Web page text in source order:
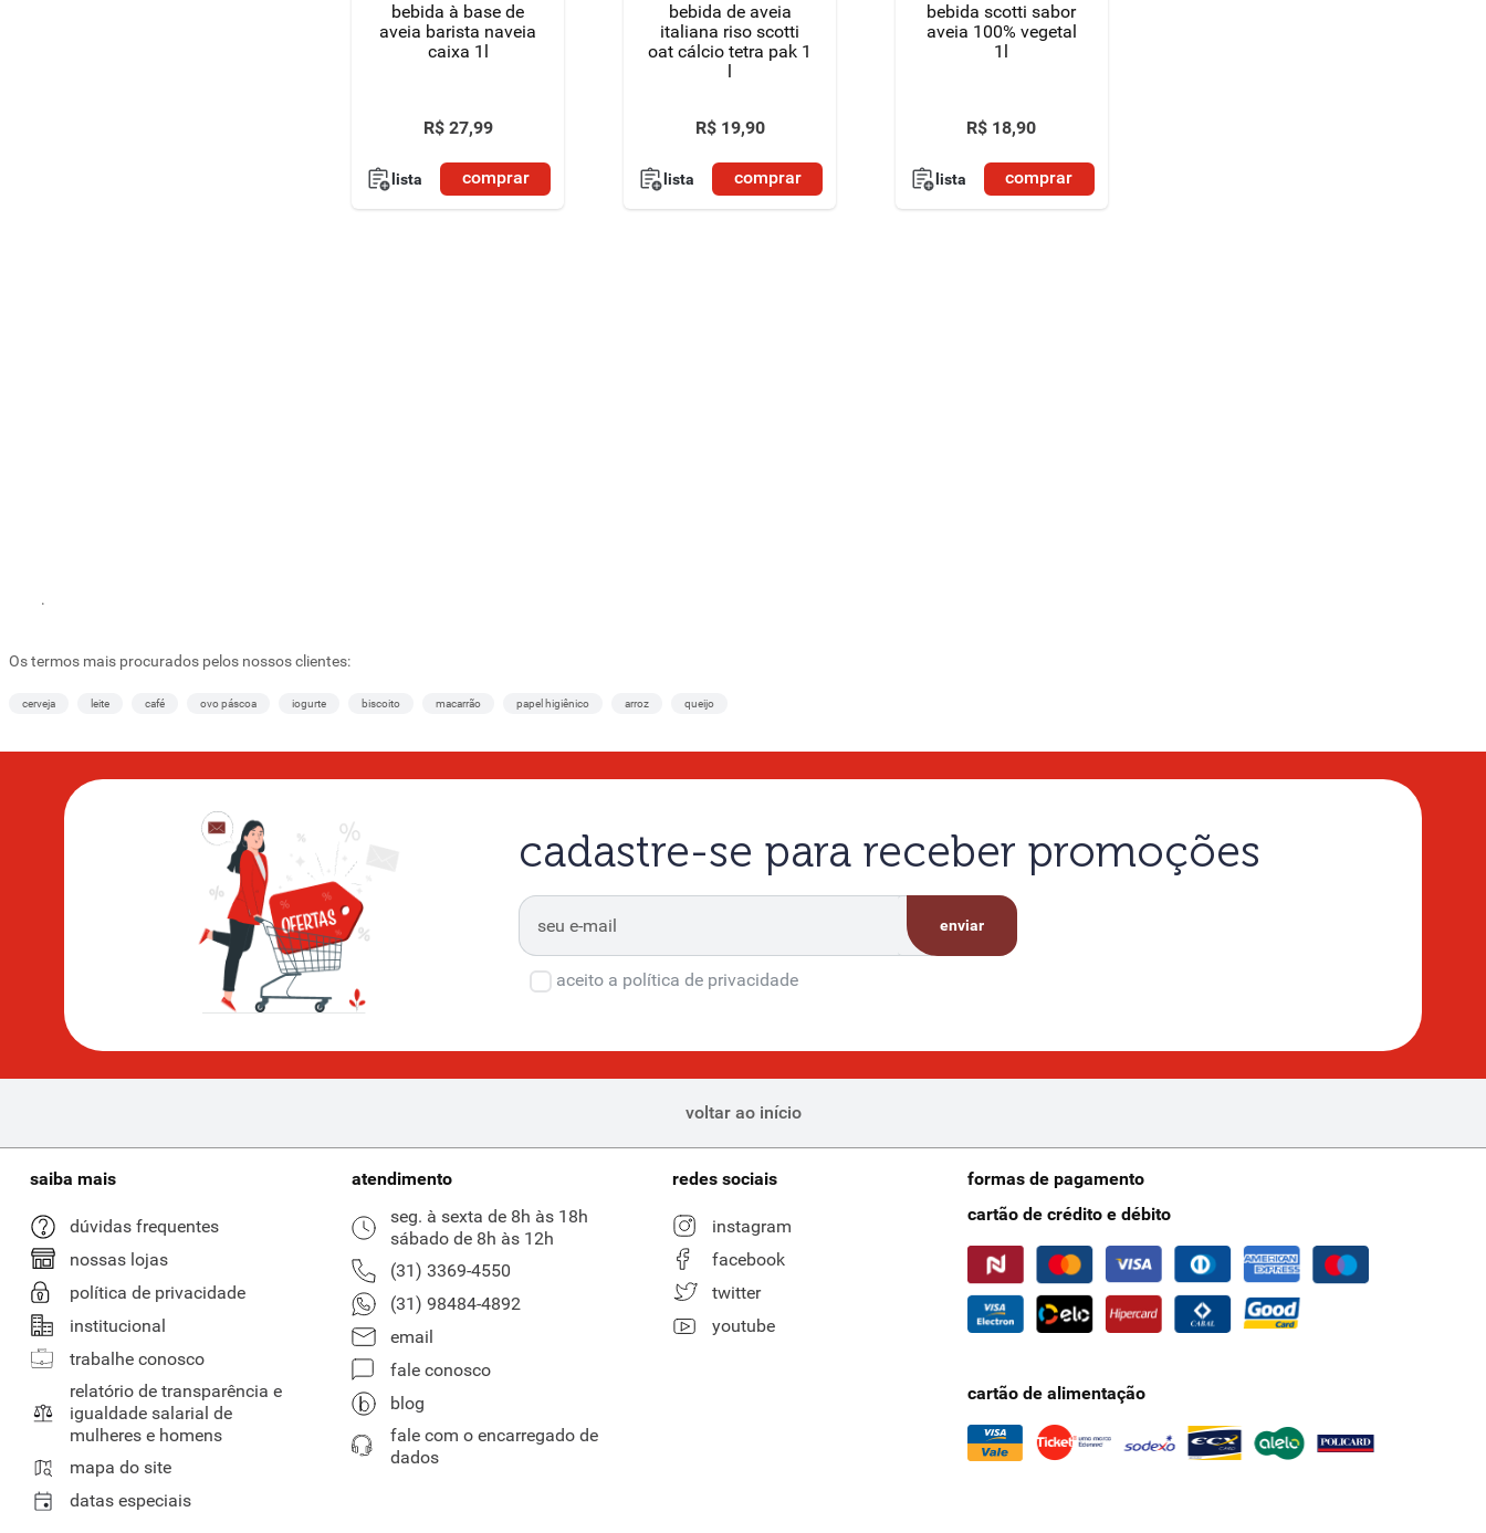
bebida à base de
aveia barista naveia
caixa 1l
R$ 27,99
lista comprar
bebida de aveia
italiana riso scotti
oat cálcio tetra pak 1
l
R$ 19,90
lista comprar
bebida scotti sabor
aveia 100% vegetal
1l
R$ 18,90
lista comprar
.
Os termos mais procurados pelos nossos clientes:
cerveja leite café ovo páscoa iogurte biscoito macarrão papel higiênico arroz queijo
cadastre-se para receber promoções
enviar
aceito a política de privacidade
voltar ao início
saiba mais
dúvidas frequentes
nossas lojas
política de privacidade
institucional
trabalhe conosco
relatório de transparência e
igualdade salarial de
mulheres e homens
mapa do site
datas especiais
atendimento
seg. à sexta de 8h às 18h
sábado de 8h às 12h
(31) 3369-4550
(31) 98484-4892
email
fale conosco
blog
fale com o encarregado de
dados
redes sociais
instagram
facebook
twitter
youtube
formas de pagamento
cartão de crédito e débito
cartão de alimentação